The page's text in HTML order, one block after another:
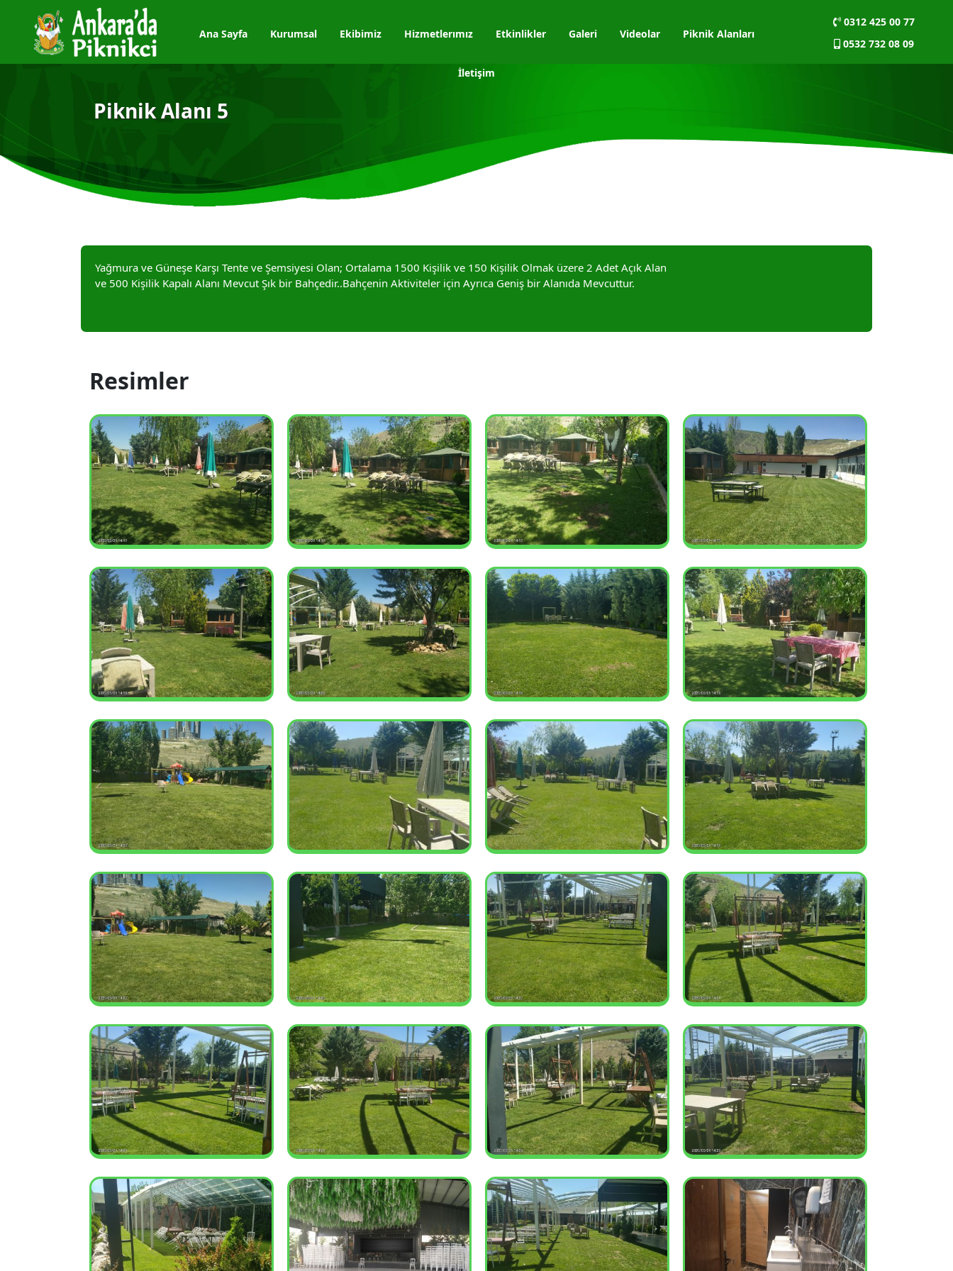
Ana Sayfa Kurumsal Ekibimiz Hizmetlerımız Etkinlikler Galeri Videolar Piknik Alanları
İletişim
0312 425 00 77
0532 732 08 09
Piknik Alanı 5
Yağmura ve Güneşe Karşı Tente ve Şemsiyesi Olan; Ortalama 1500 Kişilik ve 150 Kişilik Olmak üzere 2 Adet Açık Alan
ve 500 Kişilik Kapalı Alanı Mevcut Şık bir Bahçedir..Bahçenin Aktiviteler için Ayrıca Geniş bir Alanıda Mevcuttur.
Resimler